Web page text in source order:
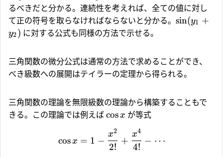
るべきだと分かる。連続性を考えれば、全ての値に対し
て正の符号を取らなければならないと分かる。 sin(y1 +
y2) に対する公式も同様の方法で示せる。
三角関数の微分公式は通常の方法で求めることができ、
べき級数への展開はテイラーの定理から得られる。
三角関数の理論を無限級数の理論から構築することもで
きる。この理論では例えば cosx が等式
cosx = 1 −
2!
x2
+
4!
x4
− ⋯